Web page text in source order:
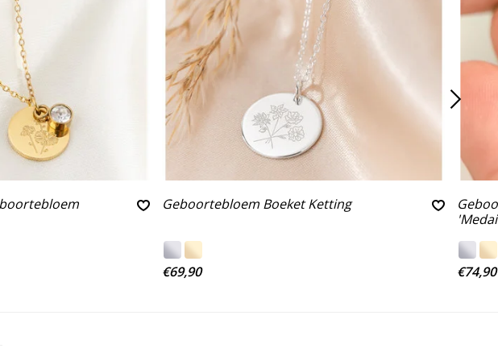
Geboortebloem Boeket Ketting
€69,90 €74,90